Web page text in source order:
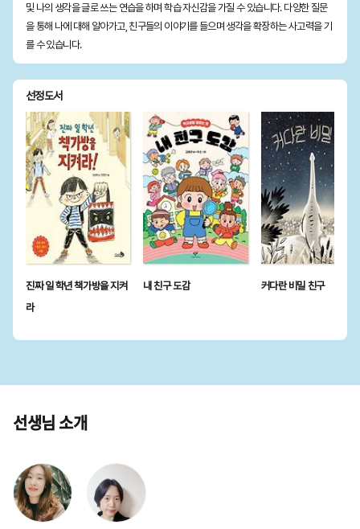
및 나의 생각을 글로 쓰는 연습을 하며 학습 자신감을 가질 수 있습니다. 다양한 질문
을 통해 나에 대해 알아가고, 친구들의 이야기를 들으며 생각을 확장하는 사고력을 기
를 수 있습니다.
선정도서
진짜 일 학년 책가방을 지켜
라
내 친구 도감 커다란 비밀 친구
선생님 소개